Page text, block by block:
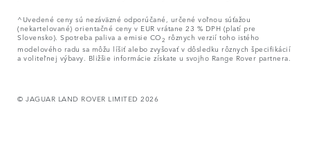
^Uvedené ceny sú nezáväzné odporúčané, určené voľnou súťažou
(nekartelované) orientačné ceny v EUR vrátane 23 % DPH (platí pre
Slovensko). Spotreba paliva a emisie CO2 rôznych verzií toho istého
modelového radu sa môžu líšiť alebo zvyšovať v dôsledku rôznych špecifikácií
a voliteľnej výbavy. Bližšie informácie získate u svojho Range Rover partnera.
© JAGUAR LAND ROVER LIMITED 2026